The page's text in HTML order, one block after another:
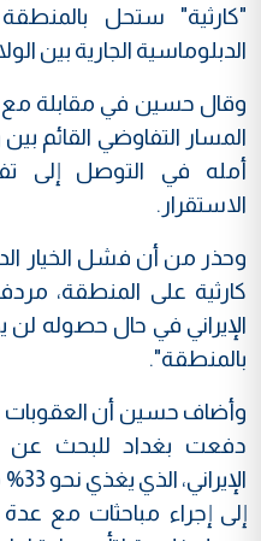
"كارثية" ستحل
الدبلوماسية الجارية بين
وقال حسين في مقابلة مع
المسار التفاوضي القائم
أمله في التوصل إلى
الاستقرار.
وحذر من أن فشل الخيار
كارثية على المنطقة،
الإيراني في حال حصوله
بالمنطقة".
وأضاف حسين أن العقوبات
دفعت بغداد للبحث عن
إلى إجراء مباحثات مع